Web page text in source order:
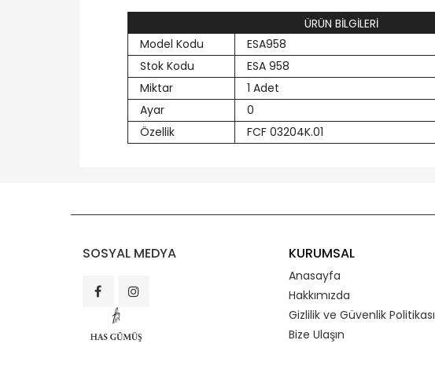
ÜRÜN BİLGİLERİ
Model Kodu
ESA958
Stok Kodu
ESA 958
Miktar
1 Adet
Ayar
0
Özellik
FCF 03204K.01
SOSYAL MEDYA KURUMSAL
Anasayfa
Hakkımızda
Gizlilik ve Güvenlik Politikası
Bize Ulaşın